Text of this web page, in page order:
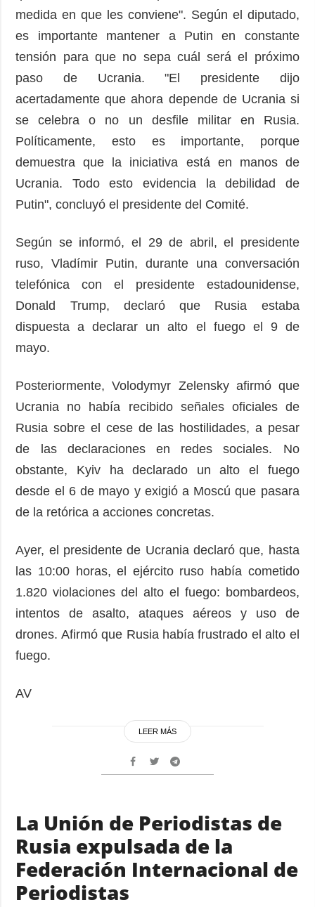
medida en que les conviene". Según el diputado,
es importante mantener a Putin en constante
tensión para que no sepa cuál será el próximo
paso de Ucrania. "El presidente dijo
acertadamente que ahora depende de Ucrania si
se celebra o no un desfile militar en Rusia.
Políticamente, esto es importante, porque
demuestra que la iniciativa está en manos de
Ucrania. Todo esto evidencia la debilidad de
Putin", concluyó el presidente del Comité.
Según se informó, el 29 de abril, el presidente
ruso, Vladímir Putin, durante una conversación
telefónica con el presidente estadounidense,
Donald Trump, declaró que Rusia estaba
dispuesta a declarar un alto el fuego el 9 de
mayo.
Posteriormente, Volodymyr Zelensky afirmó que
Ucrania no había recibido señales oficiales de
Rusia sobre el cese de las hostilidades, a pesar
de las declaraciones en redes sociales. No
obstante, Kyiv ha declarado un alto el fuego
desde el 6 de mayo y exigió a Moscú que pasara
de la retórica a acciones concretas.
Ayer, el presidente de Ucrania declaró que, hasta
las 10:00 horas, el ejército ruso había cometido
1.820 violaciones del alto el fuego: bombardeos,
intentos de asalto, ataques aéreos y uso de
drones. Afirmó que Rusia había frustrado el alto el
fuego.
AV
LEER MÁS
La Unión de Periodistas de
Rusia expulsada de la
Federación Internacional de
Periodistas